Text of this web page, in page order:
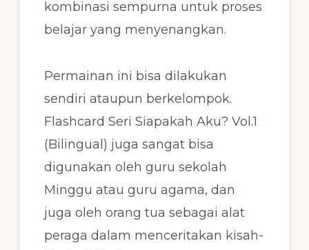
kombinasi sempurna untuk proses
belajar yang menyenangkan.
Permainan ini bisa dilakukan
sendiri ataupun berkelompok.
Flashcard Seri Siapakah Aku? Vol.1
(Bilingual) juga sangat bisa
digunakan oleh guru sekolah
Minggu atau guru agama, dan
juga oleh orang tua sebagai alat
peraga dalam menceritakan kisah-